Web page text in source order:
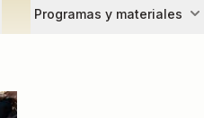
Programas y materiales